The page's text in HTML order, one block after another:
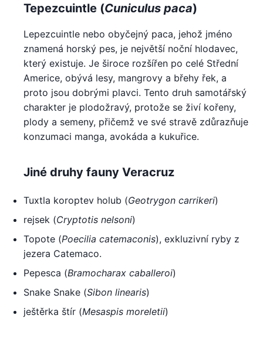
Tepezcuintle (Cuniculus paca)
Lepezcuintle nebo obyčejný paca, jehož jméno
znamená horský pes, je největší noční hlodavec,
který existuje. Je široce rozšířen po celé Střední
Americe, obývá lesy, mangrovy a břehy řek, a
proto jsou dobrými plavci. Tento druh samotářský
charakter je plodožravý, protože se živí kořeny,
plody a semeny, přičemž ve své stravě zdůrazňuje
konzumaci manga, avokáda a kukuřice.
Jiné druhy fauny Veracruz
Tuxtla koroptev holub (Geotrygon carrikeri)
rejsek (Cryptotis nelsoni)
Topote (Poecilia catemaconis), exkluzivní ryby z
jezera Catemaco.
Pepesca (Bramocharax caballeroi)
Snake Snake (Sibon linearis)
ještěrka štír (Mesaspis moreletii)